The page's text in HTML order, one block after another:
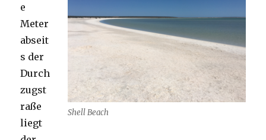
Shell Beach
e
Meter
abseit
s der
Durch
zugst
raße
liegt